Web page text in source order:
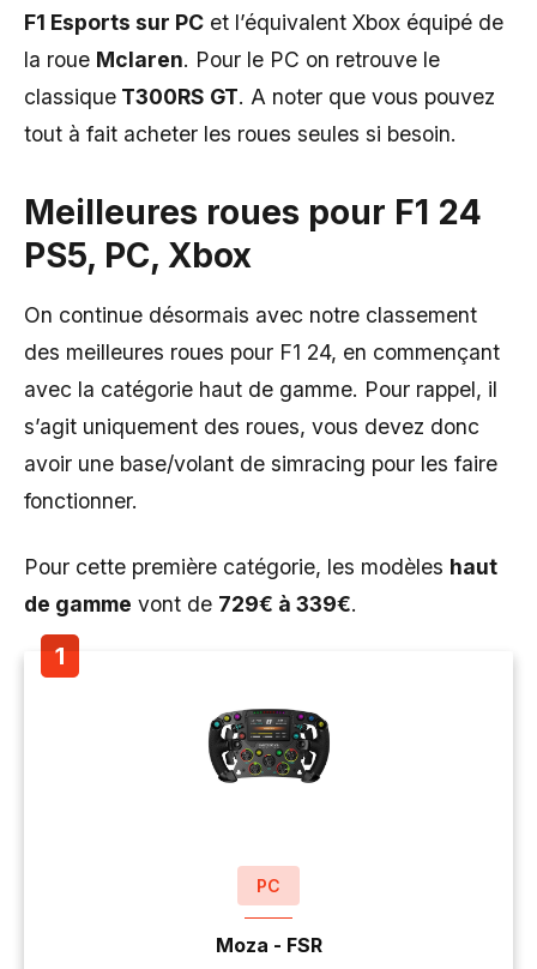
F1 Esports sur PC et l’équivalent Xbox équipé de
la roue Mclaren. Pour le PC on retrouve le
classique T300RS GT. A noter que vous pouvez
tout à fait acheter les roues seules si besoin.
Meilleures roues pour F1 24
PS5, PC, Xbox
On continue désormais avec notre classement
des meilleures roues pour F1 24, en commençant
avec la catégorie haut de gamme. Pour rappel, il
s’agit uniquement des roues, vous devez donc
avoir une base/volant de simracing pour les faire
fonctionner.
Pour cette première catégorie, les modèles haut
de gamme vont de 729€ à 339€.
PC
Moza - FSR